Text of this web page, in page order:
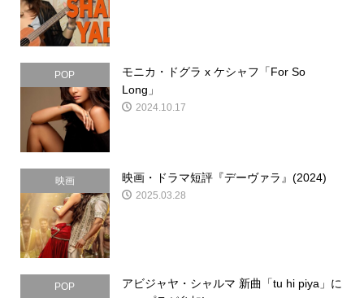
POP
モニカ・ドグラ x ケシャフ「For So
Long」
2024.10.17
映画 映画・ドラマ短評『デーヴァラ』(2024)
2025.03.28
POP
アビジャヤ・シャルマ 新曲「tu hi piya」に